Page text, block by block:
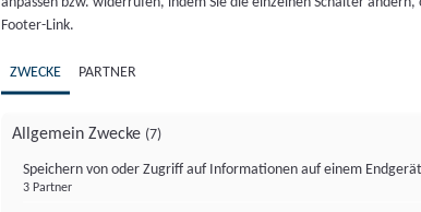
Footer-Link.
ZWECKE PARTNER
Allgemein Zwecke (7)
Speichern von oder Zugriff auf Informationen auf einem Endgerät
3 Partner